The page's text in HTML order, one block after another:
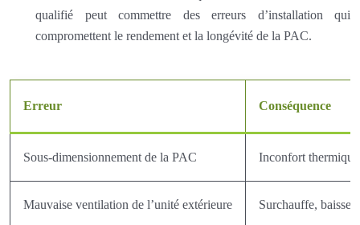
qualifié peut commettre des erreurs d’installation qui
compromettent le rendement et la longévité de la PAC.
Erreur Conséquence
Sous-dimensionnement de la PAC Inconfort
Mauvaise ventilation de l’unité extérieure Surchauffe, baisse